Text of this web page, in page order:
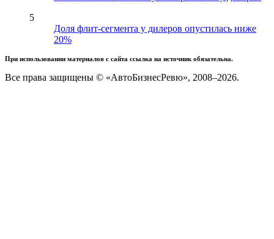
5
Доля флит-сегмента у дилеров опустилась ниже
20%
При использовании материалов с сайта ссылка на источник обязательна.
Все права защищены © «АвтоБизнесРевю», 2008–2026.